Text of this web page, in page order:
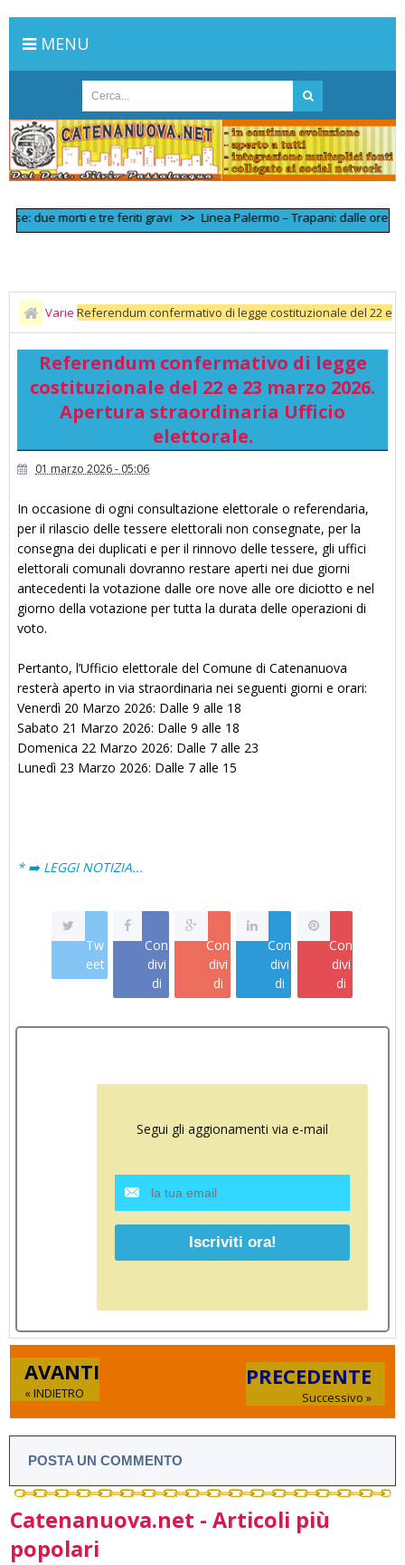
MENU
morti e tre feriti gravi >> Linea Palermo – Trapani: dalle ore 08:40
Varie Referendum confermativo di legge costituzionale del 22 e
23 marzo 2026. Apertura straordinaria Ufficio elettorale.
Referendum confermativo di legge
costituzionale del 22 e 23 marzo 2026.
Apertura straordinaria Ufficio
elettorale.
01 marzo 2026 - 05:06
In occasione di ogni consultazione elettorale o referendaria,
per il rilascio delle tessere elettorali non consegnate, per la
consegna dei duplicati e per il rinnovo delle tessere, gli uffici
elettorali comunali dovranno restare aperti nei due giorni
antecedenti la votazione dalle ore nove alle ore diciotto e nel
giorno della votazione per tutta la durata delle operazioni di
voto.
Pertanto, l’Ufficio elettorale del Comune di Catenanuova
resterà aperto in via straordinaria nei seguenti giorni e orari:
Venerdì 20 Marzo 2026: Dalle 9 alle 18
Sabato 21 Marzo 2026: Dalle 9 alle 18
Domenica 22 Marzo 2026: Dalle 7 alle 23
Lunedì 23 Marzo 2026: Dalle 7 alle 15
* ➡️ LEGGI NOTIZIA...
Tw
eet
Con
divi
di
Con
divi
di
Con
divi
di
Con
divi
di
Segui gli aggionamenti via e-mail
AVANTI
« INDIETRO
PRECEDENTE
Successivo »
POSTA UN COMMENTO
Catenanuova.net - Articoli più
popolari